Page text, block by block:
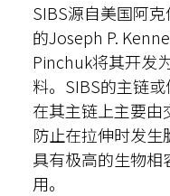
SIBS源自美国阿
的Joseph P.
Pinchuk将其开发
料。SIBS的主链或
在其主链上主要
防止在拉伸时发
具有极高的生物
用。